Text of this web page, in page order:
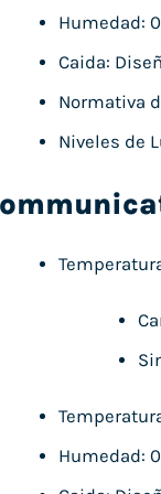
Humedad:
Caida:
Normativa
Niveles de
Humedad: